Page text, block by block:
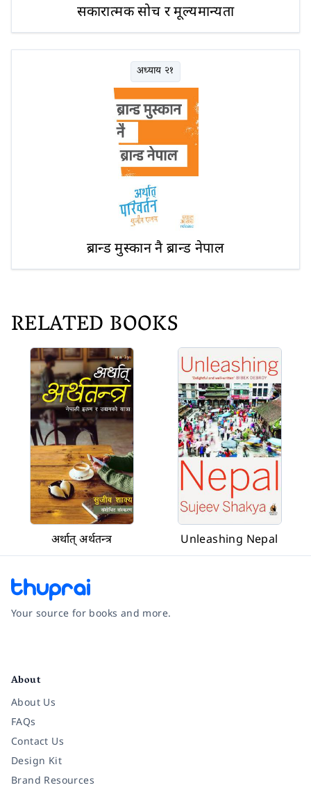
सकारात्मक सोच र मूल्यमान्यता
अध्याय २१
ब्रान्ड मुस्कान नै ब्रान्ड नेपाल
RELATED BOOKS
अर्थात् अर्थतन्त्र Unleashing Nepal
Your source for books and more.
About
About Us
FAQs
Contact Us
Design Kit
Brand Resources